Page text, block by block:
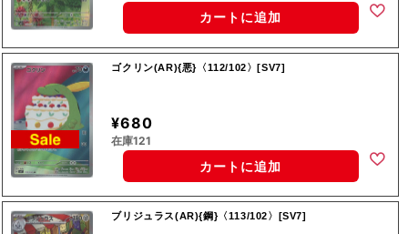
カートに追加
ゴクリン(AR){悪}〈112/102〉[SV7]
¥680
在庫121
カートに追加
ブリジュラス(AR){鋼}〈113/102〉[SV7]